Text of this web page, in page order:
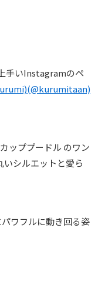
手いInstagramのペ
ッププードル のワン
シルエットと愛ら
ワフルに動き回る姿